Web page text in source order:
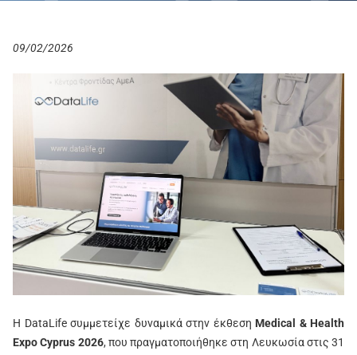
09/02/2026
Η DataLife συμμετείχε δυναμικά στην έκθεση Medical & Health
Expo Cyprus 2026, που πραγματοποιήθηκε στη Λευκωσία στις 31